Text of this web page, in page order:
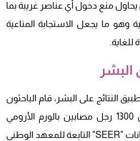
منع دخول أي عناصر غريبة بما
وهو ما يجعل الاستجابة المناعية
للغاية.
البشر
النتائج على البشر، قام الباحثون
بتحليل بيانات أكثر من 1300 رجل مصابين بالورم الأرومي
الدبقي ضمن قاعدة بيانات "SEER" التابعة للمعهد الوطني